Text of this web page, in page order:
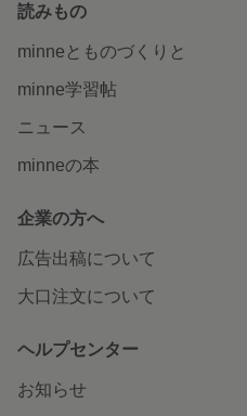
読みもの
minneとものづくりと
minne学習帖
ニュース
minneの本
企業の方へ
広告出稿について
大口注文について
ヘルプセンター
お知らせ